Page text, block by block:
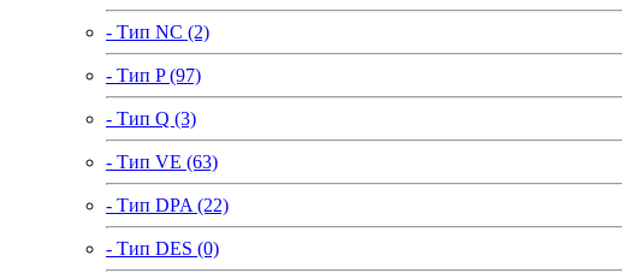
- Тип NC (2)
- Тип P (97)
- Тип Q (3)
- Тип VE (63)
- Тип DPA (22)
- Тип DES (0)